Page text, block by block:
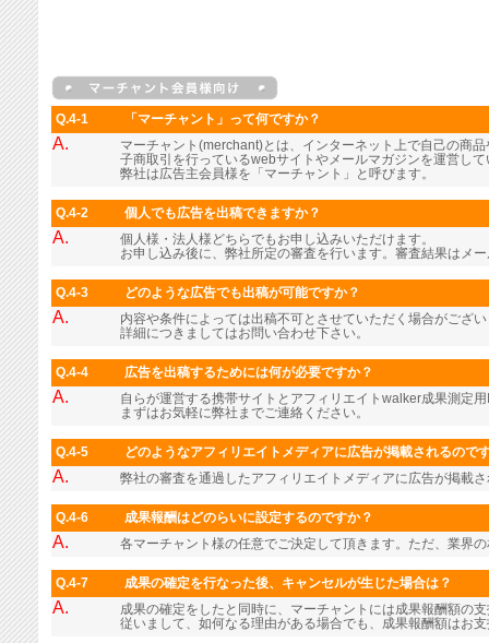
Q.4-1 「マーチャント」って何ですか？
A.
マーチャント(merchant)とは、インターネット上で自己の商
子商取引を行っているwebサイトやメールマガジンを運営し
弊社は広告主会員様を「マーチャント」と呼びます。
Q.4-2 個人でも広告を出稿できますか？
A.
個人様・法人様どちらでもお申し込みいただけます。
お申し込み後に、弊社所定の審査を行います。審査結果はメ
Q.4-3 どのような広告でも出稿が可能ですか？
A.
内容や条件によっては出稿不可とさせていただく場合がござ
詳細につきましてはお問い合わせ下さい。
Q.4-4 広告を出稿するためには何が必要ですか？
A.
自らが運営する携帯サイトとアフィリエイトwalker成果測定
まずはお気軽に弊社までご連絡ください。
Q.4-5 どのようなアフィリエイトメディアに広告が掲載されるので
A. 弊社の審査を通過したアフィリエイトメディアに広告が掲載
Q.4-6 成果報酬はどのらいに設定するのですか？
A. 各マーチャント様の任意でご決定して頂きます。ただ、業界
Q.4-7 成果の確定を行なった後、キャンセルが生じた場合は？
A.
成果の確定をしたと同時に、マーチャントには成果報酬額の
従いまして、如何なる理由がある場合でも、成果報酬額はお